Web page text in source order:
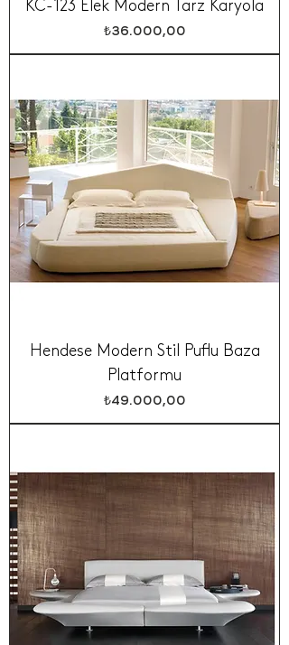
KC-123 Elek Modern Tarz Karyola
Fiyat
₺36.000,00
Hendese Modern Stil Puflu Baza
Platformu
Fiyat
₺49.000,00